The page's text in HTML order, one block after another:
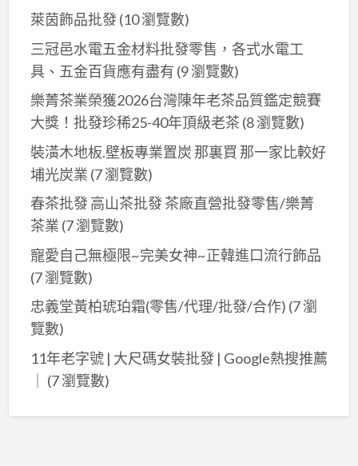
萊茵飾品批發(10 瀏覽數)
三冠邑水電五金材料批發零售，各式水電工
具、五金百貨應有盡有 (9 瀏覽數)
樂菁茶業榮獲2026台灣陳年老茶品質鑑定競賽
大獎！批發珍稀25-40年頂級老茶 (8 瀏覽數)
裝潢木地板.壁板專業置炭 那裏買 那一家比較好
埔光炭業 (7 瀏覽數)
春茶批發 高山茶批發 茶廠直營批發零售/樂菁
茶業 (7 瀏覽數)
寵愛自己無極限~完美女神~正韓進口流行飾品
(7 瀏覽數)
忠義堂黃柏琥珀霜(零售/代理/批發/合作) (7 瀏
覽數)
11年老字號 | 大尺碼女裝批發 | Google熱搜推薦
(7 瀏覽數)